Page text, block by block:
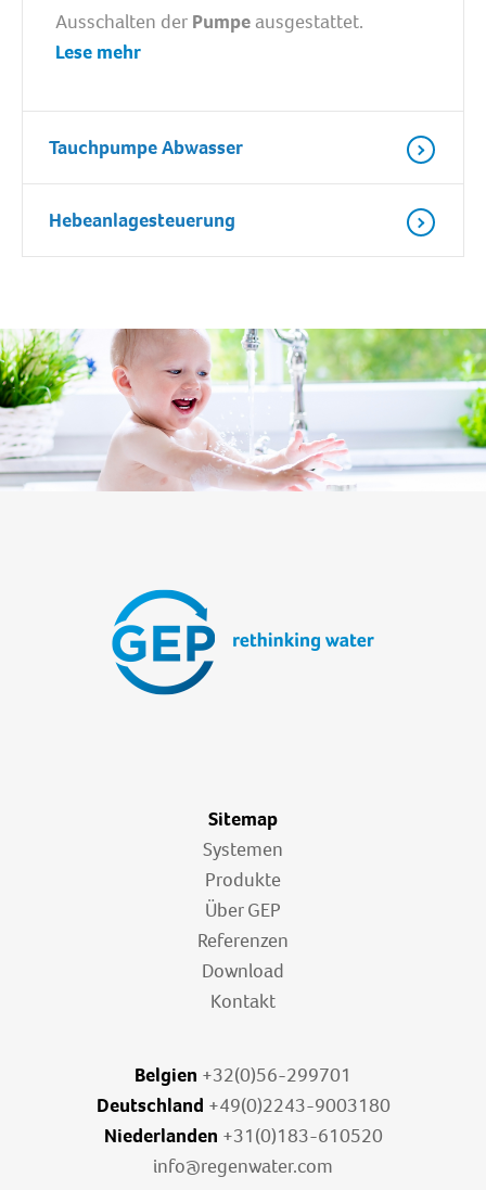
Ausschalten der Pumpeausgestattet.
Lese mehr
Tauchpumpe Abwasser
Hebeanlagesteuerung
Sitemap
Systemen
Produkte
Über GEP
Referenzen
Download
Kontakt
Belgien +32(0)56-299701
Deutschland +49(0)2243-9003180
Niederlanden +31(0)183-610520
info@regenwater.com